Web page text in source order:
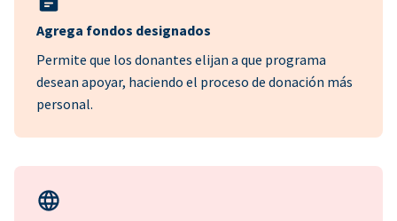
Agrega fondos designados
Permite que los donantes elijan a que programa
desean apoyar, haciendo el proceso de donación más
personal.